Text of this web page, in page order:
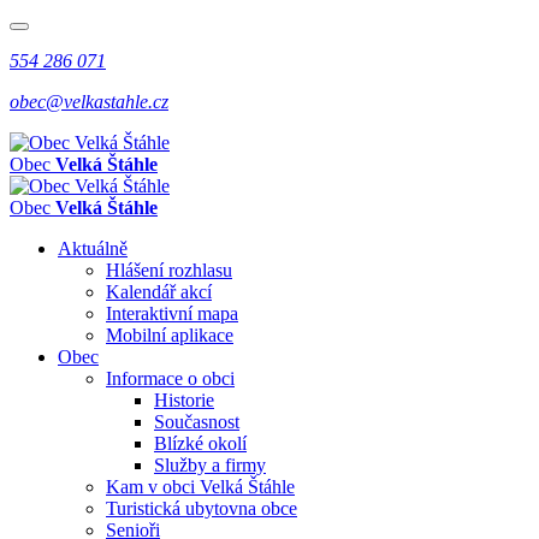
554 286 071
obec@velkastahle.cz
Obec Velká Štáhle
Obec Velká Štáhle
Aktuálně
Hlášení rozhlasu
Kalendář akcí
Interaktivní mapa
Mobilní aplikace
Obec
Informace o obci
Historie
Současnost
Blízké okolí
Služby a firmy
Kam v obci Velká Štáhle
Turistická ubytovna obce
Senioři